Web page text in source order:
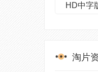
HD中字
淘片